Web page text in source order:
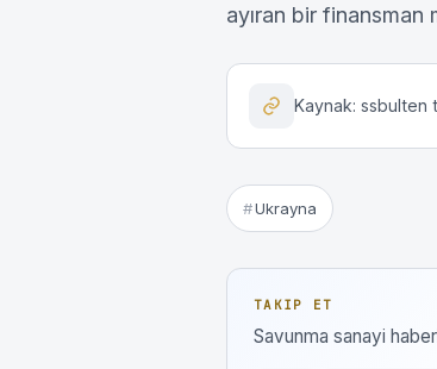
ayıran bir finansman
Kaynak: ssbulten
Ukrayna
TAKIP ET
Savunma sanayi